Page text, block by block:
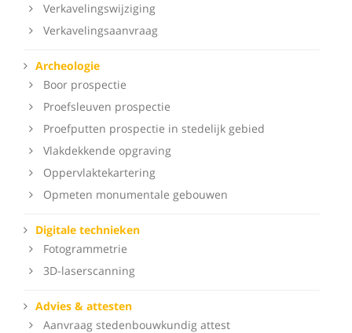
Verkavelingswijziging
Verkavelingsaanvraag
Archeologie
Boor prospectie
Proefsleuven prospectie
Proefputten prospectie in stedelijk gebied
Vlakdekkende opgraving
Oppervlaktekartering
Opmeten monumentale gebouwen
Digitale technieken
Fotogrammetrie
3D-laserscanning
Advies & attesten
Aanvraag stedenbouwkundig attest